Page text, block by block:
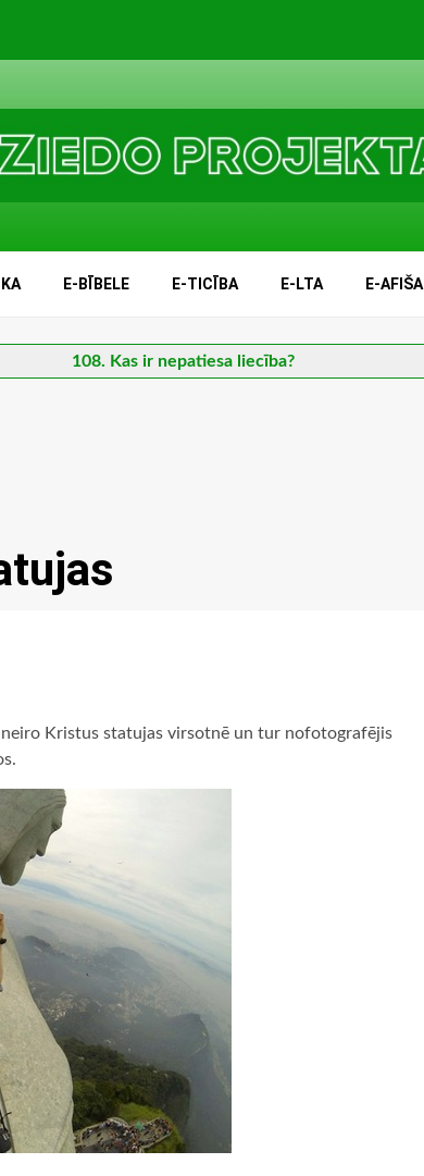
E-BĪBELE E-TICĪBA E-LTA E-AFIŠA
108. Kas ir nepatiesa liecība?
Kristus statujas virsotnē un tur nofotografējis